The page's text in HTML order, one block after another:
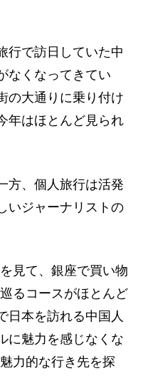
行で訪日していた中
なくなってきてい
の大通りに乗り付け
年はほとんど見られ
方、個人旅行は活発
いジャーナリストの
見て、銀座で買い物
るコースがほとんど
日本を訪れる中国人
に魅力を感じなくな
力的な行き先を探